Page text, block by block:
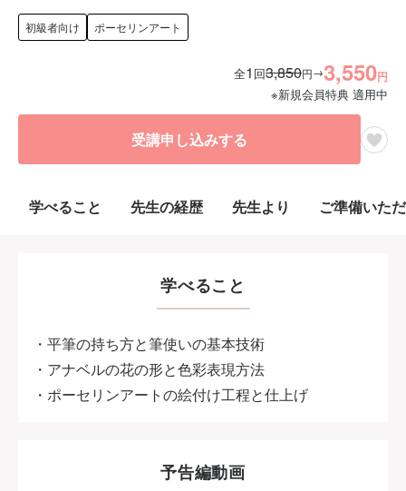
初級者向け ポーセリンアート
全1 回3,850円→3,550円
※新規会員特典 適用中
受講申し込みする
学べること 先生の経歴 先生より ご準備いた
学べること
・平筆の持ち方と筆使いの基本技術
・アナベルの花の形と色彩表現方法
・ポーセリンアートの絵付け工程と仕上げ
予告編動画